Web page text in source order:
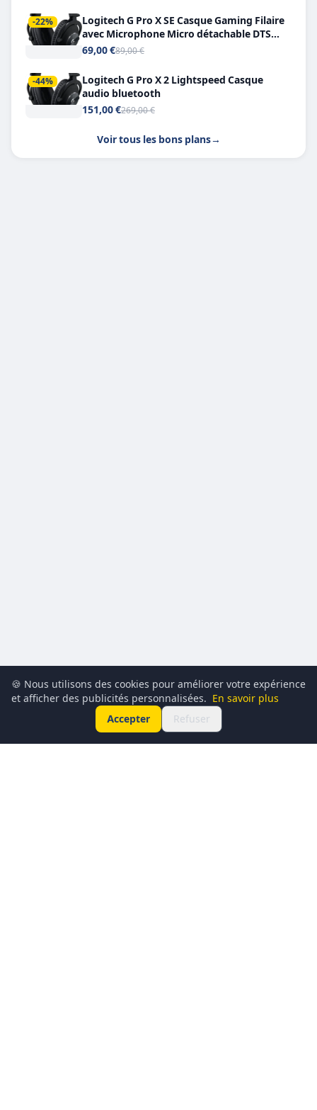
-22%
Logitech G Pro X SE Casque Gaming Filaire
avec Microphone Micro détachable DTS
Headphone X 7.1
69,00 €89,00 €
-44%
Logitech G Pro X 2 Lightspeed Casque
audio bluetooth
151,00 €269,00 €
Voir tous les bons plans→
🍪 Nous utilisons des cookies pour améliorer votre expérience
et afficher des publicités personnalisées. En savoir plus
Accepter
Refuser